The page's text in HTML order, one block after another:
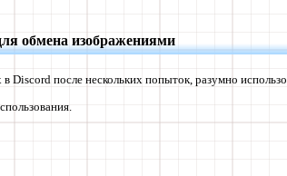
обмена изображениями
Discord после нескольких попыток, разумно использо